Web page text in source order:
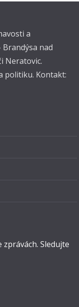
a
nad
Neratovic.
politiku. Kontakt:
zprávách. Sledujte